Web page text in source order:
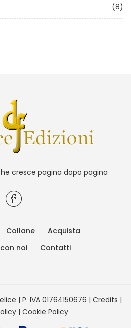
(8)
cresce pagina dopo pagina
Collane
Acquista
noi
Contatti
| P. IVA 01764150676 | Credits |
| Cookie Policy